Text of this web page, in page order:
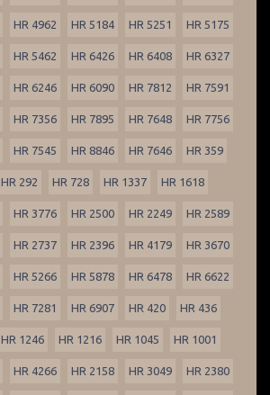
HR 4962 HR 5184 HR 5251 HR 5175
HR 5462 HR 6426 HR 6408 HR 6327
HR 6246 HR 6090 HR 7812 HR 7591
HR 7356 HR 7895 HR 7648 HR 7756
HR 7545 HR 8846 HR 7646 HR 359
HR 292 HR 728 HR 1337 HR 1618
HR 3776 HR 2500 HR 2249 HR 2589
HR 2737 HR 2396 HR 4179 HR 3670
HR 5266 HR 5878 HR 6478 HR 6622
HR 7281 HR 6907 HR 420 HR 436
HR 1246 HR 1216 HR 1045 HR 1001
HR 4266 HR 2158 HR 3049 HR 2380